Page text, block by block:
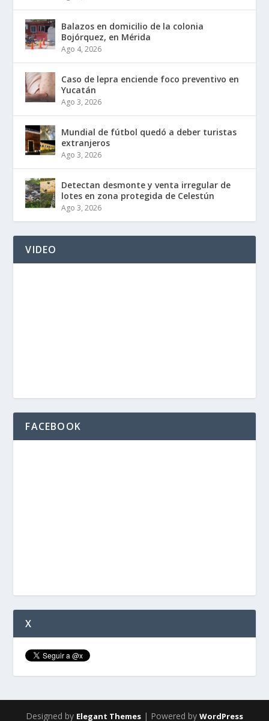
Balazos en domicilio de la colonia
Bojórquez, en Mérida
Ago 4, 2026
Caso de lepra enciende foco preventivo en
Yucatán
Ago 3, 2026
Mundial de fútbol quedó a deber turistas
extranjeros
Ago 3, 2026
Detectan desmonte y venta irregular de
lotes en zona protegida de Celestún
Ago 3, 2026
VIDEO
FACEBOOK
X
Designed by Elegant Themes | Powered by WordPress